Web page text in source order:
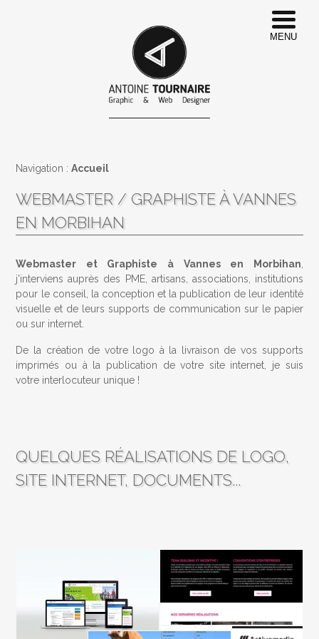
Navigation :Accueil
WEBMASTER / GRAPHISTE À VANNES
EN MORBIHAN
Webmaster et Graphiste à Vannes en Morbihan
j'interviens auprès des PME, artisans, associations, institutions
pour le conseil, la conception et la publication de leur identité
visuelle et de leurs supports de communication sur le papier
ou sur internet.
De la création de votre logo à la livraison de vos supports
imprimés ou à la publication de votre site internet, je suis
votre interlocuteur unique !
QUELQUES RÉALISATIONS DE LOGO,
SITE INTERNET, DOCUMENTS...
MENU